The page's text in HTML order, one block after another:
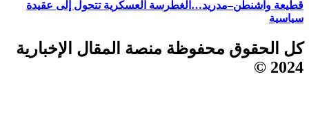
قطيعة واشنطن–مدريد…الغطرسة العسكرية تتحول إلى عقيدة
سياسية
كل الحقوق محفوظة منصة المقال الإخبارية
2024 ©